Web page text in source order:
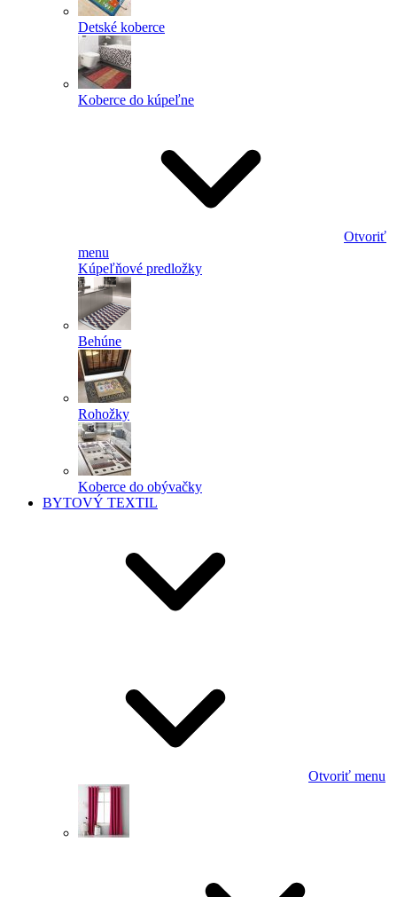
Detské koberce
Koberce do kúpeľne
Otvoriť
menu
Kúpeľňové predložky
Behúne
Rohožky
Koberce do obývačky
BYTOVÝ TEXTIL
Otvoriť menu